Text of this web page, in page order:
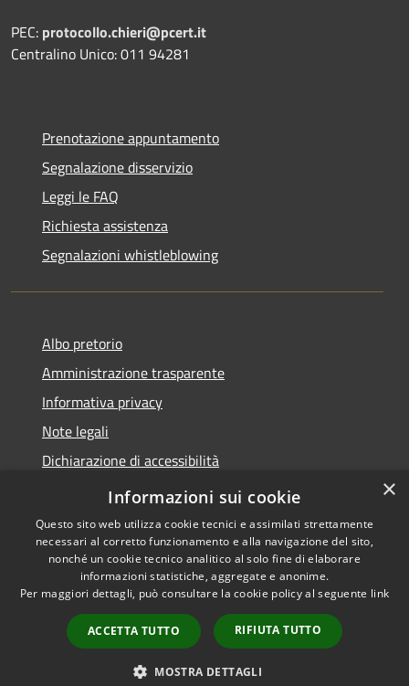
PEC: protocollo.chieri@pcert.it
Centralino Unico: 011 94281
Prenotazione appuntamento
Segnalazione disservizio
Leggi le FAQ
Richiesta assistenza
Segnalazioni whistleblowing
Albo pretorio
Amministrazione trasparente
Informativa privacy
Note legali
Dichiarazione di accessibilità
Meccanismo di Feedback
Accessibilità
Copyright © 2026 • Comune di
Chieri • Powered by
Municipium•
Accesso
redazione
×
Informazioni sui cookie
Questo sito web utilizza cookie tecnici e assimilati strettamente
necessari al corretto funzionamento e alla navigazione del sito,
nonché un cookie tecnico analitico al solo fine di elaborare
informazioni statistiche, aggregate e anonime.
Per maggiori dettagli, può consultare la cookie policy al seguente link
ACCETTA TUTTO RIFIUTA TUTTO
MOSTRA DETTAGLI